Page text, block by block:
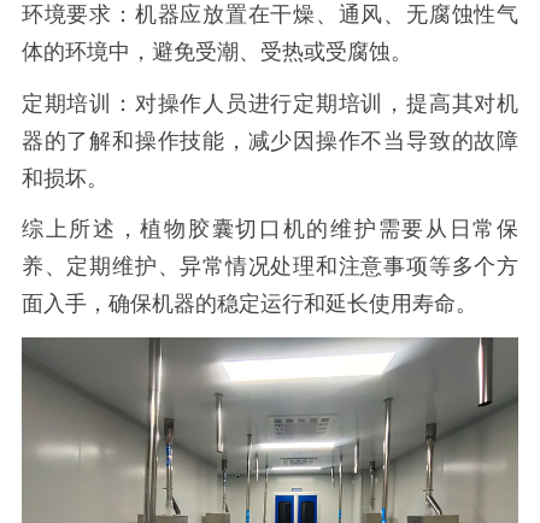
环境要求：机器应放置在干燥、通风、无腐蚀性气
体的环境中，避免受潮、受热或受腐蚀。
定期培训：对操作人员进行定期培训，提高其对机
器的了解和操作技能，减少因操作不当导致的故障
和损坏。
综上所述，植物胶囊切口机的维护需要从日常保
养、定期维护、异常情况处理和注意事项等多个方
面入手，确保机器的稳定运行和延长使用寿命。